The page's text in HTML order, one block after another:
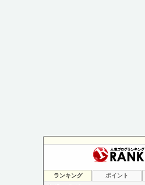
ランキング ポイント